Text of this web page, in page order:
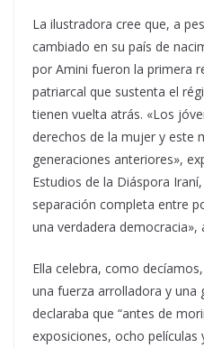
La ilustradora cree que, a
cambiado en su país de
por Amini fueron la primera
patriarcal que sustenta el
tienen vuelta atrás. «Los
derechos de la mujer y este
generaciones anteriores»,
Estudios de la Diáspora
separación completa entre
una verdadera democracia»,
Ella celebra, como
una fuerza arrolladora y una
declaraba que “antes de
exposiciones, ocho películas